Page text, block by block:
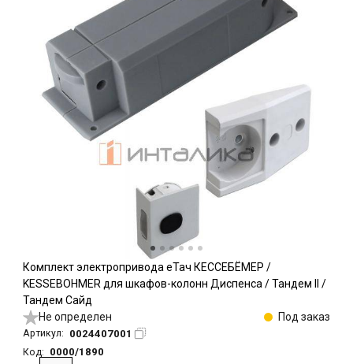
Комплект электропривода еТач КЕССЕБЁМЕР /
KESSEBOHMER для шкафов-колонн Диспенса / Тандем II /
Тандем Сайд
Не определен
Под заказ
Артикул: 0024407001
Код: 0000/1890